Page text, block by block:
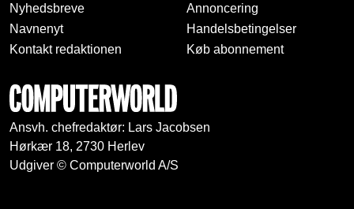
Nyhedsbreve
Navnenyt
Kontakt redaktionen
Annoncering
Handelsbetingelser
Køb abonnement
Ansvh. chefredaktør: Lars Jacobsen
Hørkær 18, 2730 Herlev
Udgiver © Computerworld A/S